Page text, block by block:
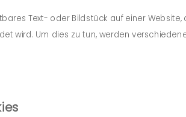
Text- oder Bildstück auf einer Website,
wird. Um dies zu tun, werden